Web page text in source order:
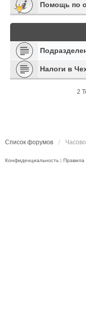
Помощь по
Налоги в
2
Список форумов
Конфиденциальность | Правила